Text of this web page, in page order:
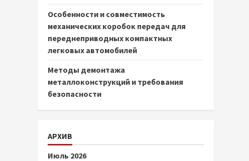
Особенности и совместимость
механических коробок передач для
переднеприводных компактных
легковых автомобилей
Методы демонтажа
металлоконструкций и требования
безопасности
АРХИВ
Июль 2026